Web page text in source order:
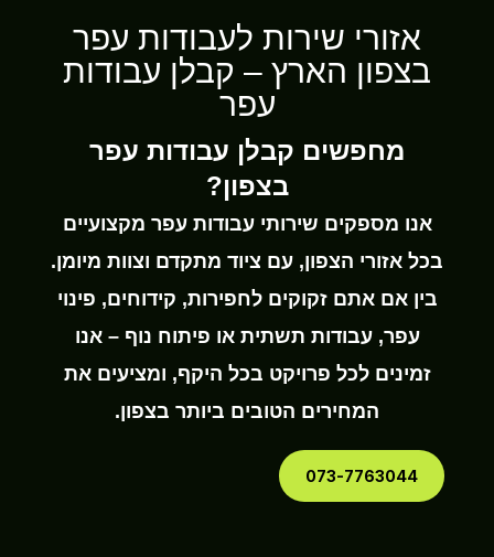
אזורי שירות לעבודות עפר
בצפון הארץ – קבלן עבודות
עפר
מחפשים קבלן עבודות עפר
בצפון?
אנו מספקים שירותי עבודות עפר מקצועיים
בכל אזורי הצפון, עם ציוד מתקדם וצוות מיומן.
בין אם אתם זקוקים לחפירות, קידוחים, פינוי
עפר, עבודות תשתית או פיתוח נוף – אנו
זמינים לכל פרויקט בכל היקף, ומציעים את
המחירים הטובים ביותר בצפון.
073-7763044